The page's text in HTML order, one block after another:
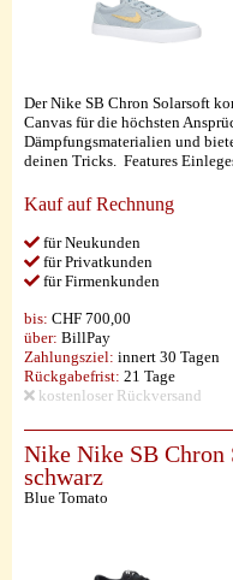
Der Nike SB Chron Solarsoft
Canvas für die höchsten
Dämpfungsmaterialien und
deinen Tricks. Features
Kauf auf Rechnung
für Neukunden
für Privatkunden
für Firmenkunden
bis: CHF 700,00
über: BillPay
Zahlungsziel: innert 30 Tagen
Rückgabefrist: 21 Tage
kostenloser Rückversand
Nike Nike SB Chron
schwarz
Blue Tomato